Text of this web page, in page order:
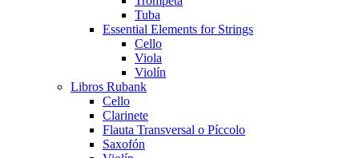
Tuba
Essential Elements for Strings
Cello
Viola
Violín
Libros Rubank
Cello
Clarinete
Flauta Transversal o Píccolo
Saxofón